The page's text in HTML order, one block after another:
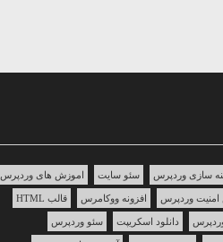
سازی وردپرس سئو سایت اموزش های وردپرس
امنیت وردپرس افزونه ووکامرس قالب HTML
وردپرس دانلود اسکریپت سئو وردپرس